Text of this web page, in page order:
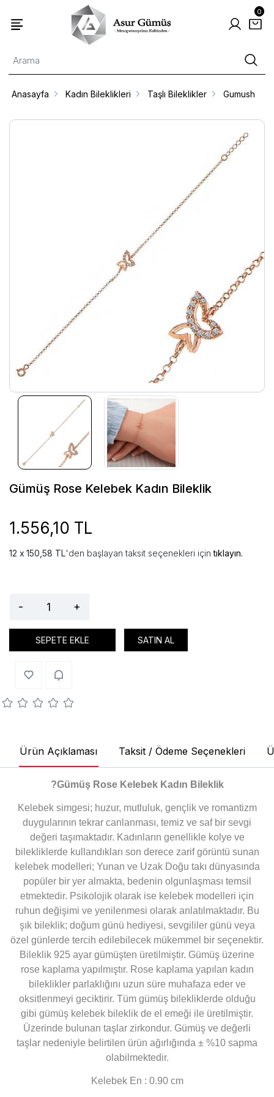
0
Anasayfa Kadın Bileklikleri Taşlı Bileklikler Gumush
Gümüş Rose Kelebek Kadın Bileklik
1.556,10 TL
150,58 TL'den başlayan taksit seçenekleri içintıklayın.
- +
SEPETE EKLE SATIN AL
Ürün Açıklaması Taksit / Ödeme Seçenekleri
?Gümüş Rose Kelebek Kadın Bileklik
Kelebek simgesi; huzur, mutluluk, gençlik ve romantizm
duygularının tekrar canlanması, temiz ve saf bir sevgi
değeri taşımaktadır. Kadınların genellikle kolye ve
bilekliklerde kullandıkları son derece zarif görüntü sunan
kelebek modelleri; Yunan ve Uzak Doğu takı dünyasında
popüler bir yer almakta, bedenin olgunlaşması temsil
etmektedir. Psikolojik olarak ise kelebek modelleri için
ruhun değişimi ve yenilenmesi olarak anlatılmaktadır. Bu
şık bileklik; doğum günü hediyesi, sevgililer günü veya
özel günlerde tercih edilebilecek mükemmel bir seçenektir.
Bileklik 925 ayar gümüşten üretilmiştir. Gümüş üzerine
rose kaplama yapılmıştır. Rose kaplama yapılan kadın
bileklikler parlaklığını uzun süre muhafaza eder ve
oksitlenmeyi geciktirir. Tüm gümüş bilekliklerde olduğu
gibi gümüş kelebek bileklik de el emeği ile üretilmiştir.
Üzerinde bulunan taşlar zirkondur. Gümüş ve değerli
taşlar nedeniyle belirtilen ürün ağırlığında ± %10 sapma
olabilmektedir.
Kelebek En : 0.90 cm